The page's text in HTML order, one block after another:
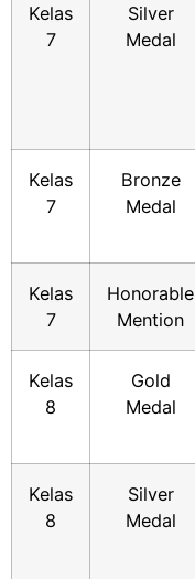
Kelas
7
Silver
Medal
Kelas
7
Bronze
Medal
Kelas
7
Honorable
Mention
Kelas
8
Gold
Medal
Kelas
8
Silver
Medal